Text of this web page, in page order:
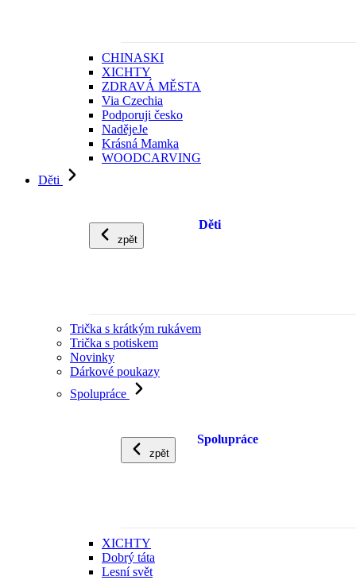
CHINASKI
XICHTY
ZDRAVÁ MĚSTA
Via Czechia
Podporuji česko
NadějeJe
Krásná Mamka
WOODCARVING
Děti
zpět
Děti
Trička s krátkým rukávem
Trička s potiskem
Novinky
Dárkové poukazy
Spolupráce
zpět
Spolupráce
XICHTY
Dobrý táta
Lesní svět